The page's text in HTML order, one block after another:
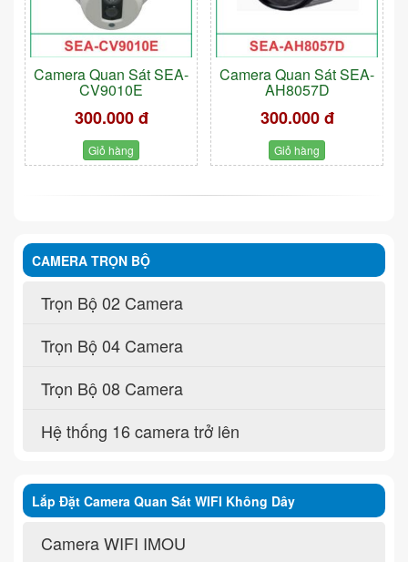
Camera Quan Sát SEA-
CV9010E
300.000 đ
Giỏ hàng
Camera Quan Sát SEA-
AH8057D
300.000 đ
Giỏ hàng
CAMERA TRỌN BỘ
Trọn Bộ 02 Camera
Trọn Bộ 04 Camera
Trọn Bộ 08 Camera
Hệ thống 16 camera trở lên
Lắp Đặt Camera Quan Sát WIFI Không Dây
Camera WIFI IMOU